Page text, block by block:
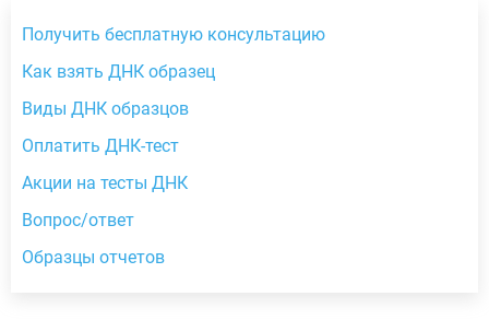
Получить бесплатную консультацию
Как взять ДНК образец
Виды ДНК образцов
Оплатить ДНК-тест
Акции на тесты ДНК
Вопрос/ответ
Образцы отчетов